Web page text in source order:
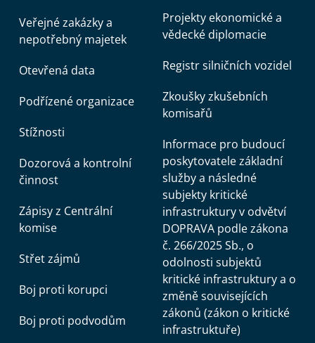
Veřejné zakázky a
nepotřebný majetek
Otevřená data
Podřízené organizace
Stížnosti
Dozorová a kontrolní
činnost
Zápisy z Centrální
komise
Střet zájmů
Boj proti korupci
Boj proti podvodům
Projekty ekonomické a
vědecké diplomacie
Registr silničních vozidel
Zkoušky zkušebních
komisařů
Informace pro budoucí
poskytovatele základní
služby a následné
subjekty kritické
infrastruktury v odvětví
DOPRAVA podle zákona
č. 266/2025 Sb., o
odolnosti subjektů
kritické infrastruktury a o
změně souvisejících
zákonů (zákon o kritické
infrastruktuře)